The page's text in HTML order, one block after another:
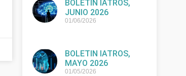
BOLETIN IATROS,
JUNIO 2026
01/06/2026
BOLETIN IATROS,
MAYO 2026
01/05/2026